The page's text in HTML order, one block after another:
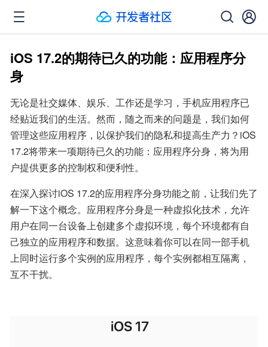
iOS 17.2的期待已久的功能：应用程序分
身
无论是社交媒体、娱乐、工作还是学习，手机应用程序已
经贴近我们的生活。然而，随之而来的问题是，我们如何
管理这些应用程序，以保护我们的隐私和提高生产力？iOS
17.2将带来一项期待已久的功能：应用程序分身，将为用
户提供更多的控制权和便利性。
在深入探讨iOS 17.2的应用程序分身功能之前，让我们先了
解一下这个概念。应用程序分身是一种虚拟化技术，允许
用户在同一台设备上创建多个虚拟环境，每个环境都有自
己独立的应用程序和数据。这意味着你可以在同一部手机
上同时运行多个实例的应用程序，每个实例都相互隔离，
互不干扰。